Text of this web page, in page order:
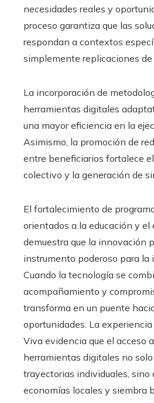
necesidades reales y
proceso garantiza que las
respondan a contextos
simplemente replicaciones de
La incorporación de
herramientas digitales
una mayor eficiencia en la
Asimismo, la promoción de
entre beneficiarios fortalece
colectivo y la generación de
El fortalecimiento de
orientados a la educación y
demuestra que la innovación
instrumento poderoso para la
Cuando la tecnología se
acompañamiento y
transforma en un puente
oportunidades. La
Viva evidencia que el acceso
herramientas digitales no
trayectorias individuales, sino
economías locales y siembra